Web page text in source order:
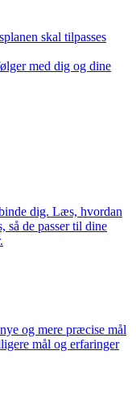
skal tilpasses
med dig og dine
dig. Læs, hvordan
så de passer til dine
og mere præcise mål
mål og erfaringer